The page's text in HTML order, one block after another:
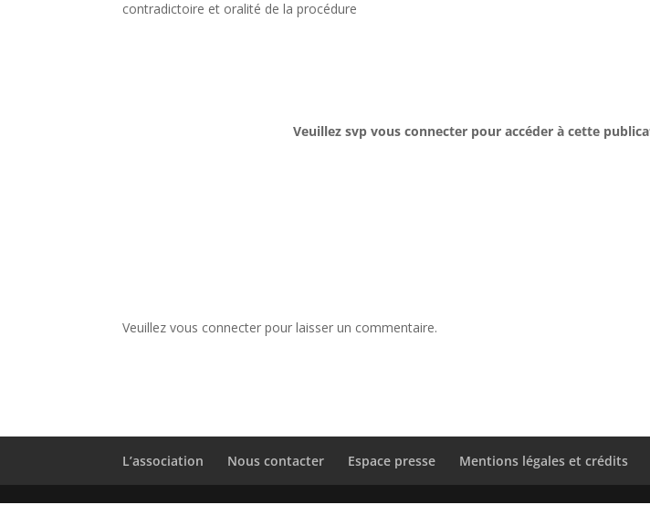
contradictoire et oralité de la procédure
Veuillez svp vous connecter pour accéder à cette
Veuillez vous connecter pour laisser un commentaire.
L’association Nous contacter Espace presse Mentions légales et crédits